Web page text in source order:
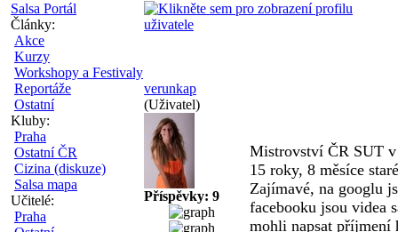
Salsa Portál
Články:
Akce
Kurzy
Workshopy a Festivaly
Reportáže
Ostatní
Kluby:
Praha
Ostatní ČR
Cizina (diskuze)
Salsa mapa
Učitelé:
Praha
verunkap
(Uživatel)
Příspěvky: 9
Mistrovství ČR SUT v
15 roky, 8 měsíce staré
Zajímavé, na googlu
facebooku jsou videa
mohli napsat příjmení